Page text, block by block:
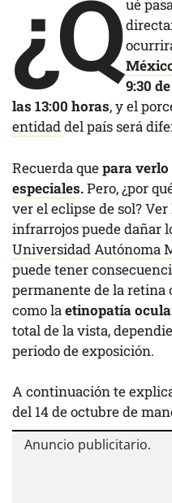
¿Qué
9:30
las 13:00 horas, y el
entidaddel país será
Recuerda quepara
especiales.Pero, ¿por
ver el eclipse de sol?
infrarrojos puede dañar
Universidad Autónoma
puede tener
permanente de la retina
como laetinopatía
total de la vista,
periodo de exposición.
A continuación te
del 14 de octubre de